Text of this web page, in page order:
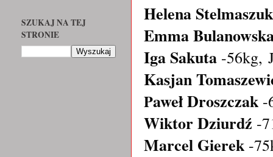
Helena Stelmaszuk
Emma
Iga Sakuta -56kg,
Kasjan
Paweł Droszczak -
Wiktor Dziurdź -
Marcel Gierek -
SZUKAJ NA TEJ
STRONIE